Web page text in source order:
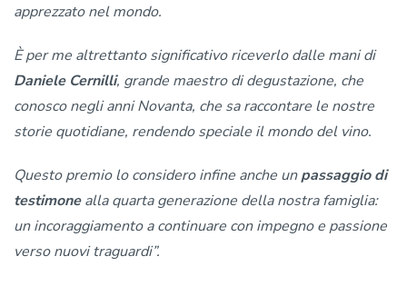
apprezzato nel mondo.
È per me altrettanto significativo riceverlo dalle mani di
Daniele Cernilli, grande maestro di degustazione, che
conosco negli anni Novanta, che sa raccontare le nostre
storie quotidiane, rendendo speciale il mondo del vino.
Questo premio lo considero infine anche unpassaggio di
testimonealla quarta generazione della nostra famiglia:
un incoraggiamento a continuare con impegno e passione
verso nuovi traguardi”.